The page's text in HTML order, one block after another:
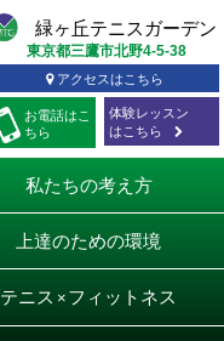
お電話はこ
ちら
東京都三鷹市北野4-5-38
アクセスはこちら
体験レッスン
はこちら
私たちの考え方
上達のための環境
テニス × フィットネス